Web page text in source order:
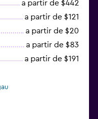
a partir de $442
a partir de $121
a partir de $20
a partir de $83
a partir de $191